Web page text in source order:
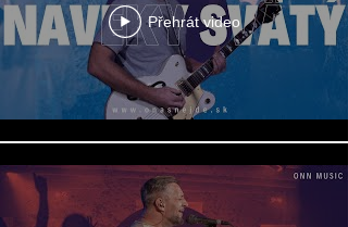
Přehrát video